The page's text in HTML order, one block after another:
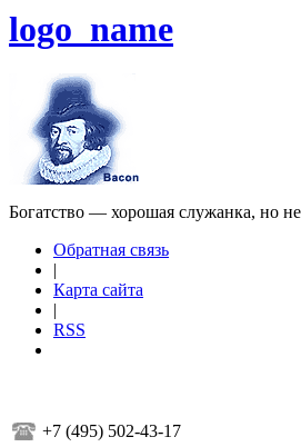
logo_name
Богатство — хорошая служанка, но
Обратная связь
|
Карта сайта
|
RSS
+7 (495) 502-43-17